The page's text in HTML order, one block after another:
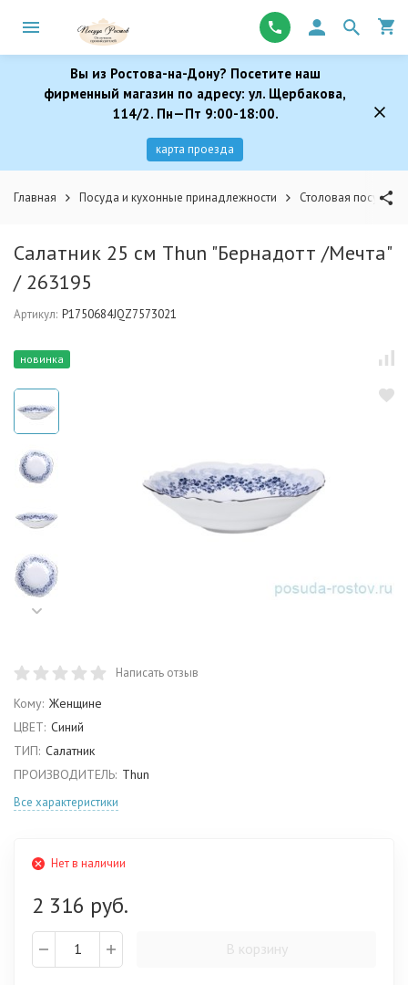
Вы из Ростова-на-Дону? Посетите наш
фирменный магазин по адресу: ул. Щербакова,
114/2. Пн—Пт 9:00-18:00.
карта проезда
Главная Посуда и кухонные принадлежности Столовая посуда
Салатник 25 см Thun "Бернадотт /Мечта"
/ 263195
Артикул: P1750684JQZ7573021
новинка
Написать отзыв
Кому: Женщине
ЦВЕТ: Синий
ТИП: Салатник
ПРОИЗВОДИТЕЛЬ: Thun
Все характеристики
Нет в наличии
2 316 руб.
В корзину